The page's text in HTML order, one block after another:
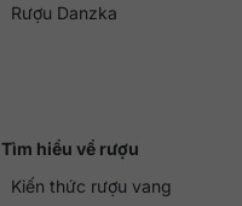
Rượu Danzka
Tìm hiểu về rượu
Kiến thức rượu vang